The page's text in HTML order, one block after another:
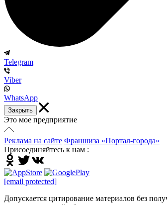
Telegram
Viber
WhatsApp
Закрыть
Это мое предприятие
Реклама на сайте Франшиза «Портал-города»
Присоединяйтесь к нам :
[email protected]
Допускается цитирование материалов без